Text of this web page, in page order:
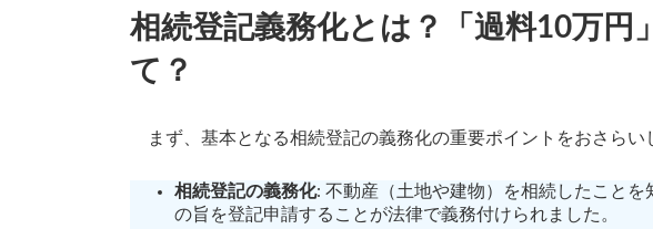
相続登記義務化とは？「過料10万円
て？
まず、基本となる相続登記の義務化の重要ポイントをおさらい
相続登記の義務化: 不動産（土地や建物）を相続したこと
の旨を登記申請することが法律で義務付けられました。